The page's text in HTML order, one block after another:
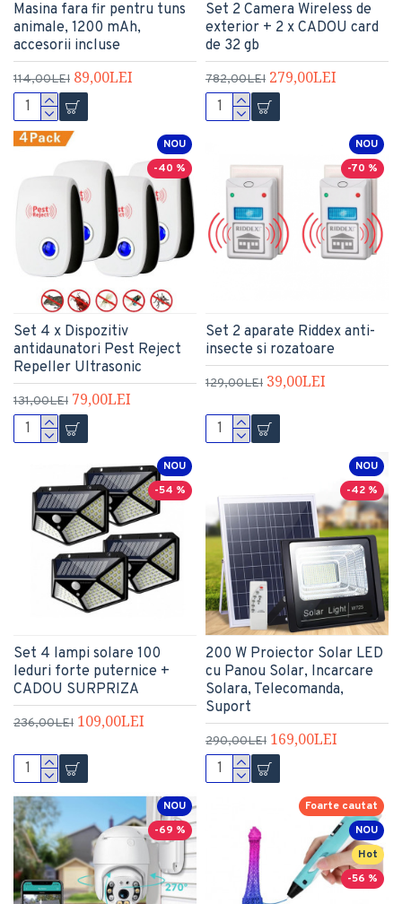
Masina fara fir pentru tuns
animale, 1200 mAh,
accesorii incluse
114,00LEI 89,00LEI
Set 2 Camera Wireless de
exterior + 2 x CADOU card
de 32 gb
782,00LEI 279,00LEI
NOU
-40 %
Set 4 x Dispozitiv
antidaunatori Pest Reject
Repeller Ultrasonic
131,00LEI 79,00LEI
NOU
-70 %
Set 2 aparate Riddex anti-
insecte si rozatoare
129,00LEI 39,00LEI
NOU
-54 %
Set 4 lampi solare 100
leduri forte puternice +
CADOU SURPRIZA
236,00LEI 109,00LEI
NOU
-42 %
200 W Proiector Solar LED
cu Panou Solar, Incarcare
Solara, Telecomanda,
Suport
290,00LEI 169,00LEI
NOU
-69 %
NOU
Hot
Foarte cautat
-56 %